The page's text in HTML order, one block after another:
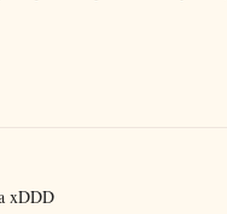
xDDD